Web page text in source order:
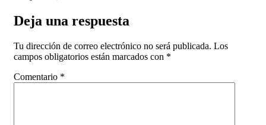
Deja una respuesta
Tu dirección de correo electrónico no será publicada. Los
campos obligatorios están marcados con *
Comentario *